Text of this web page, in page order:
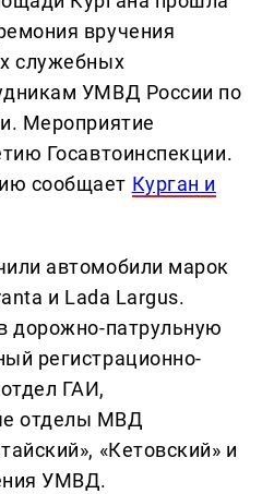
вручения
служебных
УМВД России по
Мероприятие
Госавтоинспекции.
сообщает Курган и
автомобили марок
и Lada Largus.
дорожно-патрульную
регистрационно-
ГАИ,
отделы МВД
«Кетовский» и
УМВД.